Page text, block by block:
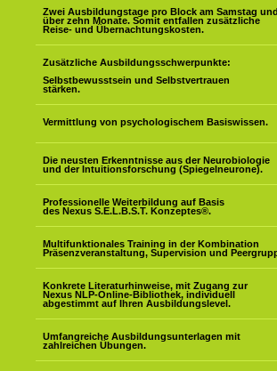
Zwei Ausbildungstage pro Block am Samstag
über zehn Monate. Somit entfallen zusätzliche
Reise- und Übernachtungskosten.
Zusätzliche Ausbildungsschwerpunkte:
Selbstbewusstsein und Selbstvertrauen
stärken.
Vermittlung von psychologischem Basiswissen.
Die neusten Erkenntnisse aus der Neurobiologie
und der Intuitionsforschung (Spiegelneurone).
Professionelle Weiterbildung auf Basis
des Nexus S.E.L.B.S.T. Konzeptes®.
Multifunktionales Training in der Kombination
Präsenzveranstaltung, Supervision und
Konkrete Literaturhinweise, mit Zugang zur
Nexus NLP-Online-Bibliothek, individuell
abgestimmt auf Ihren Ausbildungslevel.
Umfangreiche Ausbildungsunterlagen mit
zahlreichen Übungen.